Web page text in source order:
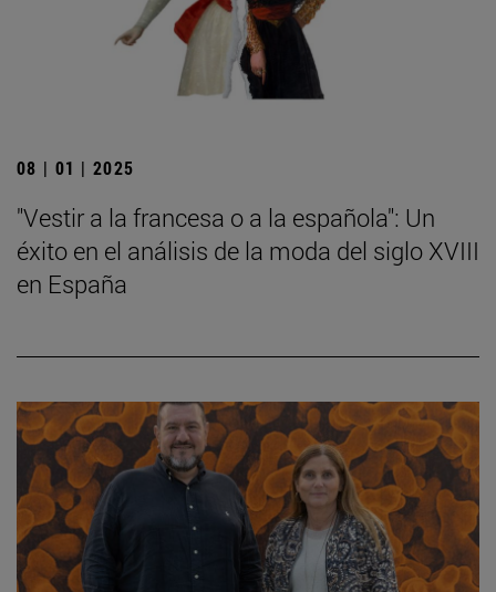
08 | 01 | 2025
"Vestir a la francesa o a la española": Un
éxito en el análisis de la moda del siglo XVIII
en España